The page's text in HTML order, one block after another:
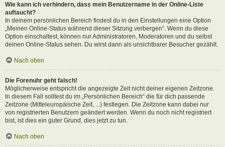
Wie kann ich verhindern, dass mein Benutzername in der Online-Liste
auftaucht?
In deinem persönlichen Bereich findest du in den Einstellungen eine Option
„Meinen Online-Status während dieser Sitzung verbergen“. Wenn du diese
Option einschaltest, können nur Administratoren, Moderatoren und du selbst
deinen Online-Status sehen. Du wirst dann als unsichtbarer Besucher gezählt.
Nach oben
Die Forenuhr geht falsch!
Möglicherweise entspricht die angezeigte Zeit nicht deiner eigenen Zeitzone.
In diesem Fall solltest du im „Persönlichen Bereich“ die für dich passende
Zeitzone (Mitteleuropäische Zeit, ...) festlegen. Die Zeitzone kann dabei nur
von registrierten Benutzern geändert werden. Wenn du noch nicht registriert
bist, ist dies ein guter Grund, dies jetzt zu tun.
Nach oben